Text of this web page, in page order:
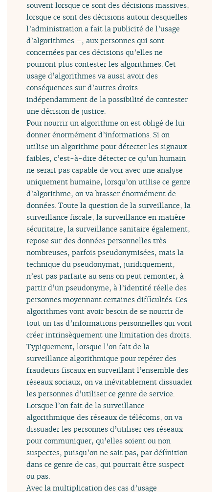
souvent lorsque ce sont des décisions massives,
lorsque ce sont des décisions autour desquelles
l’administration a fait la publicité de l’usage
d’algorithmes –, aux personnes qui sont
concernées par ces décisions qu’elles ne
pourront plus contester les algorithmes. Cet
usage d’algorithmes va aussi avoir des
conséquences sur d’autres droits
indépendamment de la possibilité de contester
une décision de justice.
Pour nourrir un algorithme on est obligé de lui
donner énormément d’informations. Si on
utilise un algorithme pour détecter les signaux
faibles, c’est-à-dire détecter ce qu’un humain
ne serait pas capable de voir avec une analyse
uniquement humaine, lorsqu’on utilise ce genre
d’algorithme, on va brasser énormément de
données. Toute la question de la surveillance, la
surveillance fiscale, la surveillance en matière
sécuritaire, la surveillance sanitaire également,
repose sur des données personnelles très
nombreuses, parfois pseudonymisées, mais la
technique du pseudonymat, juridiquement,
n’est pas parfaite au sens on peut remonter, à
partir d’un pseudonyme, à l’identité réelle des
personnes moyennant certaines difficultés. Ces
algorithmes vont avoir besoin de se nourrir de
tout un tas d’informations personnelles qui vont
créer intrinsèquement une limitation des droits.
Typiquement, lorsque l’on fait de la
surveillance algorithmique pour repérer des
fraudeurs fiscaux en surveillant l’ensemble des
réseaux sociaux, on va inévitablement dissuader
les personnes d’utiliser ce genre de service.
Lorsque l’on fait de la surveillance
algorithmique des réseaux de télécoms, on va
dissuader les personnes d’utiliser ces réseaux
pour communiquer, qu’elles soient ou non
suspectes, puisqu’on ne sait pas, par définition
dans ce genre de cas, qui pourrait être suspect
ou pas.
Avec la multiplication des cas d’usage